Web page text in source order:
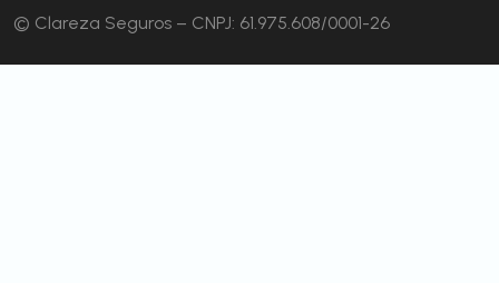
© Clareza Seguros – CNPJ: 61.975.608/0001-26